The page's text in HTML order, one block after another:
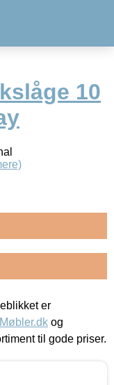
10
er
og
til gode priser.